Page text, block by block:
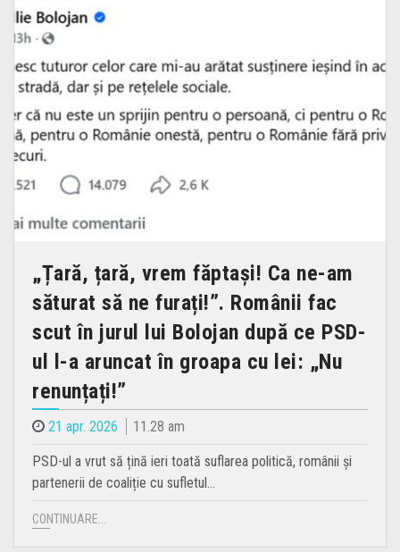
„Țară, țară, vrem făptași! Ca ne-am
săturat să ne furați!”. Românii fac
scut în jurul lui Bolojan după ce PSD-
ul l-a aruncat în groapa cu lei: „Nu
renunțați!”
21 apr. 2026 11.28 am
PSD-ul a vrut să țină ieri toată suflarea politică, românii și
partenerii de coaliție cu sufletul…
CONTINUARE...